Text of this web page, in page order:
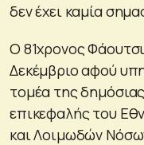
δεν έχει καμία
Ο 81χρονος
Δεκέμβριο αφού
τομέα της
επικεφαλής του
και Λοιμωδών